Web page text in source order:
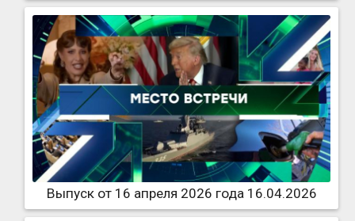
Выпуск от 16 апреля 2026 года 16.04.2026